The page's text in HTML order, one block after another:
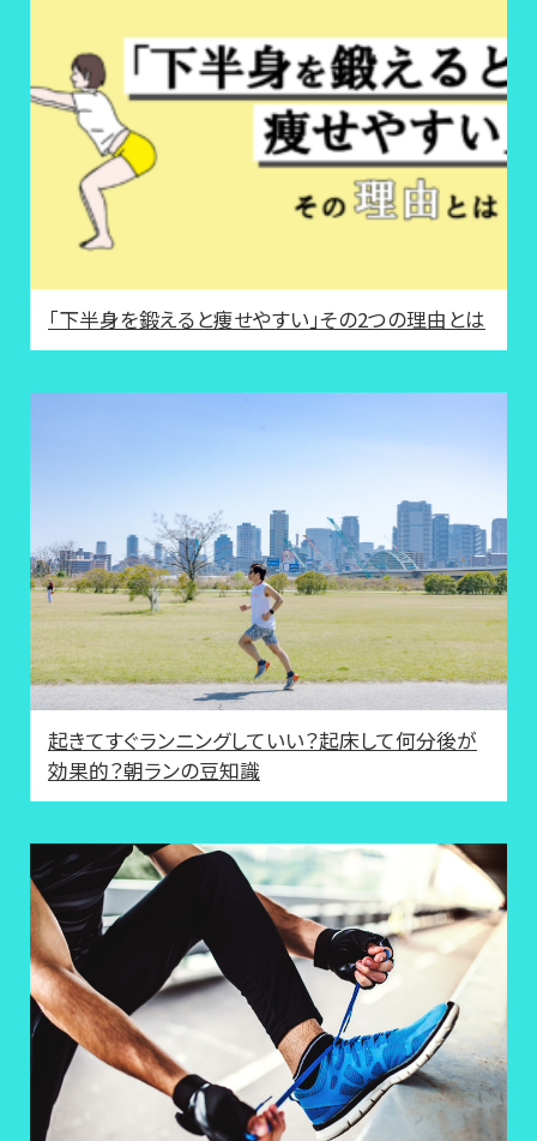
「下半身を鍛えると痩せやすい」その2つの理由とは
起きてすぐランニングしていい？起床して何分後が
効果的？朝ランの豆知識